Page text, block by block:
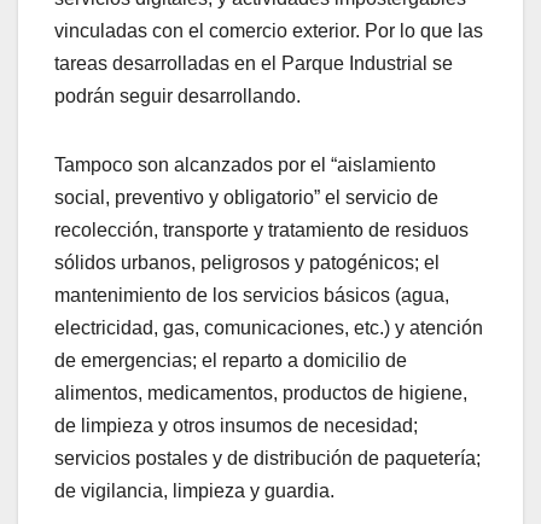
vinculadas con el comercio exterior. Por lo que las
tareas desarrolladas en el Parque Industrial se
podrán seguir desarrollando.
Tampoco son alcanzados por el “aislamiento
social, preventivo y obligatorio” el servicio de
recolección, transporte y tratamiento de residuos
sólidos urbanos, peligrosos y patogénicos; el
mantenimiento de los servicios básicos (agua,
electricidad, gas, comunicaciones, etc.) y atención
de emergencias; el reparto a domicilio de
alimentos, medicamentos, productos de higiene,
de limpieza y otros insumos de necesidad;
servicios postales y de distribución de paquetería;
de vigilancia, limpieza y guardia.